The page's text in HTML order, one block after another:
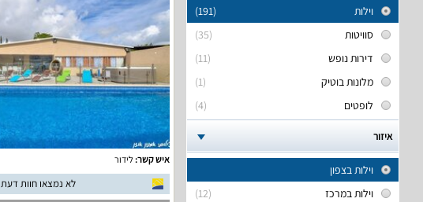
(191)
וילות
(35)
סוויטות
(11)
דירות נופש
(1)
מלונות בוטיק
(4)
לופטים
איזור
וילות בצפון
(12)
וילות במרכז
איש קשר:לידור
לא נמצאו חוות דעת